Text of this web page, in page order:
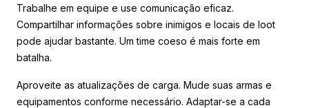
Trabalhe em equipe e use comunicação eficaz.
Compartilhar informações sobre inimigos e locais de loot
pode ajudar bastante. Um time coeso é mais forte em
batalha.
Aproveite as atualizações de carga. Mude suas armas e
equipamentos conforme necessário. Adaptar-se a cada